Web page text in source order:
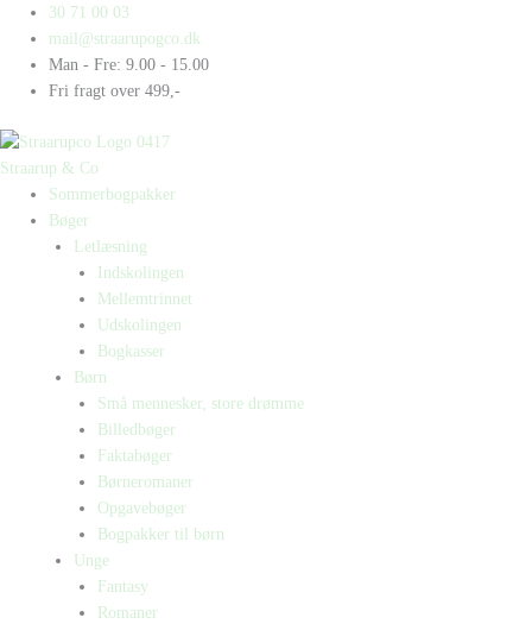
indholdet
30 71 00 03
mail@straarupogco.dk
Man - Fre: 9.00 - 15.00
Fri fragt over 499,-
Straarup & Co
Sommerbogpakker
Bøger
Letlæsning
Indskolingen
Mellemtrinnet
Udskolingen
Bogkasser
Børn
Små mennesker, store drømme
Billedbøger
Faktabøger
Børneromaner
Opgavebøger
Bogpakker til børn
Unge
Fantasy
Romaner
Products
search
Products
search